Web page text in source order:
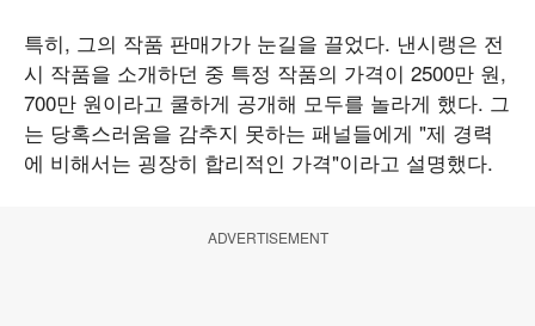
특히, 그의 작품 판매가가 눈길을 끌었다. 낸시랭은 전
시 작품을 소개하던 중 특정 작품의 가격이 2500만 원,
700만 원이라고 쿨하게 공개해 모두를 놀라게 했다. 그
는 당혹스러움을 감추지 못하는 패널들에게 "제 경력
에 비해서는 굉장히 합리적인 가격"이라고 설명했다.
ADVERTISEMENT